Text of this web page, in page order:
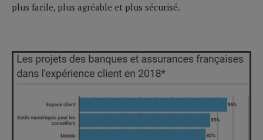
plus facile, plus agréable et plus sécurisé.